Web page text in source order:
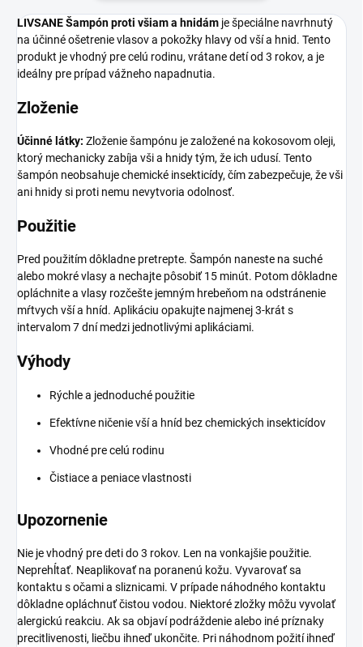
LIVSANE Šampón proti všiam a hnidám je špeciálne navrhnutý
na účinné ošetrenie vlasov a pokožky hlavy od vší a hnid. Tento
produkt je vhodný pre celú rodinu, vrátane detí od 3 rokov, a je
ideálny pre prípad vážneho napadnutia.
Zloženie
Účinné látky: Zloženie šampónu je založené na kokosovom oleji,
ktorý mechanicky zabíja vši a hnidy tým, že ich udusí. Tento
šampón neobsahuje chemické insekticídy, čím zabezpečuje, že vši
ani hnidy si proti nemu nevytvoria odolnosť.
Použitie
Pred použitím dôkladne pretrepte. Šampón naneste na suché
alebo mokré vlasy a nechajte pôsobiť 15 minút. Potom dôkladne
opláchnite a vlasy rozčešte jemným hrebeňom na odstránenie
mŕtvych vší a hníd. Aplikáciu opakujte najmenej 3-krát s
intervalom 7 dní medzi jednotlivými aplikáciami.
Výhody
Rýchle a jednoduché použitie
Efektívne ničenie vší a hníd bez chemických insekticídov
Vhodné pre celú rodinu
Čistiace a peniace vlastnosti
Upozornenie
Nie je vhodný pre deti do 3 rokov. Len na vonkajšie použitie.
Neprehĺtať. Neaplikovať na poranenú kožu. Vyvarovať sa
kontaktu s očami a sliznicami. V prípade náhodného kontaktu
dôkladne opláchnuť čistou vodou. Niektoré zložky môžu vyvolať
alergickú reakciu. Ak sa objaví podráždenie alebo iné príznaky
precitlivenosti, liečbu ihneď ukončite. Pri náhodnom požití ihneď